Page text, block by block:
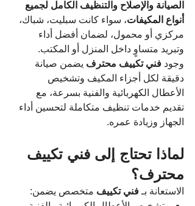
الصيانة والإصلاح والتنظيف الكامل لجميع
أنواع المكيفات، سواء كانت سبليت، شباك،
مركزي أو محمول، لضمان أفضل أداء
وتبريد متساوٍ داخل المنزل أو المكتب.
وجود فني تكييف محترف يضمن صيانة
دقيقة لكل أجزاء المكيف وتشخيص
الأعطال الكهربائية والفنية بسرعة، مع
تقديم خدمات تنظيف متكاملة لتحسين أداء
الجهاز وزيادة عمره.
لماذا تحتاج إلى فني تكييف
محترف؟
الاستعانة بـ فني تكييف متخصص يضمن: